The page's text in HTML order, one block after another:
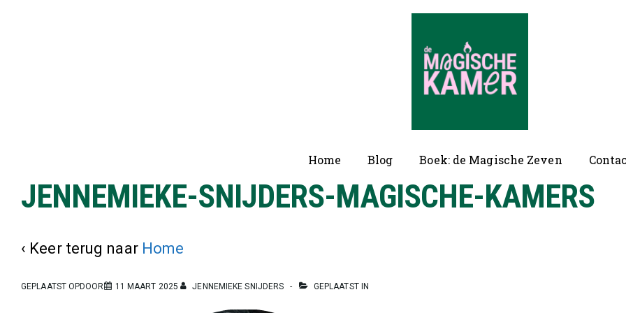
Hoofd
navigatie
Home Blog Boek: de Magische Zeven
JENNEMIEKE-SNIJDERS-MAGISCHE-KAMERS
‹ Keer terug naar Home
GEPLAATST OPDOOR 11 MAART 2025 JENNEMIEKE SNIJDERS GEPLAATST IN